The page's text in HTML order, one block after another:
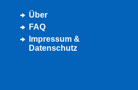
Über
FAQ
Impressum &
Datenschutz